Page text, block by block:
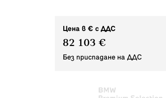
Цена в € с ДДС
82 103 €
Без приспадане на ДДС